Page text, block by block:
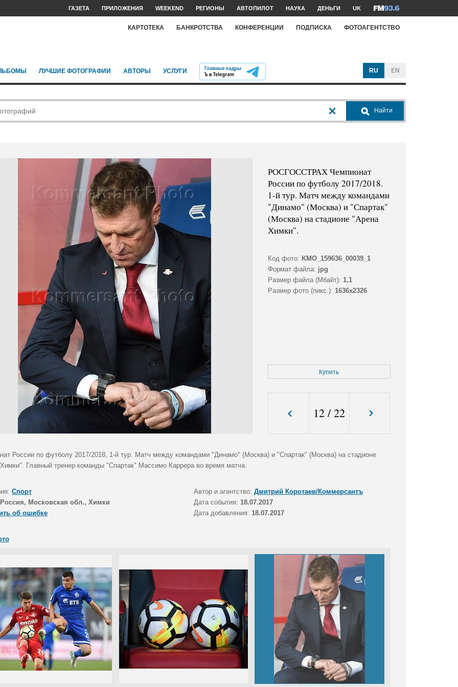
ГАЗЕТА ПРИЛОЖЕНИЯ WEEKEND РЕГИОНЫ АВТОПИЛОТ НАУКА ДЕНЬГИ UK
КАРТОТЕКА БАНКРОТСТВА КОНФЕРЕНЦИИ ПОДПИСКА ФОТОАГЕНТСТВО
ЛУЧШИЕ ФОТОГРАФИИ АВТОРЫ УСЛУГИ RU EN
Найти
РОСГОССТРАХ Чемпионат
России по футболу 2017/2018.
1-й тур. Матч между командами
"Динамо" (Москва) и "Спартак"
(Москва) на стадионе "Арена
Химки".
Код фото: KMO_159636_00039_1
Формат файла: jpg
Размер файла (Мбайт): 1,1
Размер фото (пикс.): 1636x2326
Купить
12/22
России по футболу 2017/2018, 1-й тур. Матч между командами "Динамо" (Москва) и "Спартак" (Москва) на стадионе
Главный тренер команды "Спартак" Массимо Каррера во время матча.
Спорт Автор и агентство: Дмитрий Коротаев/Коммерсантъ
Россия, Московская обл., Химки Дата события: 18.07.2017
об ошибке
Дата добавления: 18.07.2017